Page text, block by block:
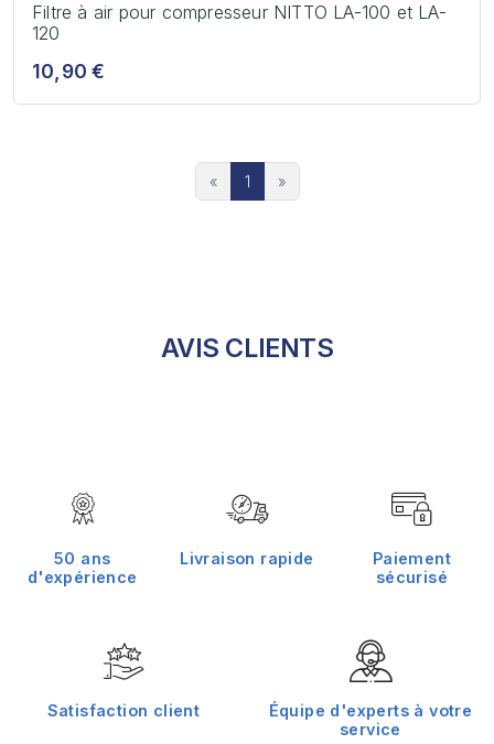
Filtre à air pour compresseur NITTO LA-100 et LA-
120
10,90 €
« 1 »
AVIS CLIENTS
50 ans
d'expérience
Livraison rapide
Paiement
sécurisé
Satisfaction client
Équipe d'experts à votre
service